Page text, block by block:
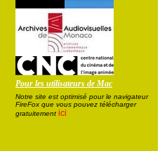
Pour les utilisateurs de Mac
Notre site est optimisé pour le navigateur
FireFox que vous pouvez télécharger
gratuitement ici